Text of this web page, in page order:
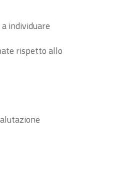
individuare
rispetto allo